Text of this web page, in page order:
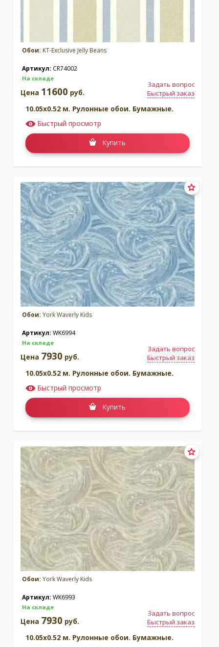
Обои: KT-Exclusive Jelly Beans
Артикул: CR74002
На складе
Задать вопрос
Быстрый заказ
Цена 11600 руб.
10.05x0.52 м. Рулонные обои. Бумажные.
Быстрый просмотр
Купить
Обои: York Waverly Kids
Артикул: WK6994
На складе
Задать вопрос
Быстрый заказ
Цена 7930 руб.
10.05x0.52 м. Рулонные обои. Бумажные.
Быстрый просмотр
Купить
Обои: York Waverly Kids
Артикул: WK6993
На складе
Задать вопрос
Быстрый заказ
Цена 7930 руб.
10.05x0.52 м. Рулонные обои. Бумажные.